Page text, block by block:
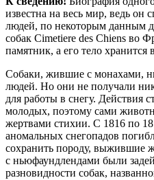
известна на весь мир, ведь он
людей, по некоторым данным
собак Cimetiеre des Chiens во
памятник, а его тело хранится
Собаки, жившие с монахами,
людей. Но они не получали
для работы в снегу. Действия
молодых, поэтому сами
жертвами стихии. С 1816 по
аномальных снегопадов
сохранить породу, выжившие
с ньюфаундлендами были
разновидности собак,